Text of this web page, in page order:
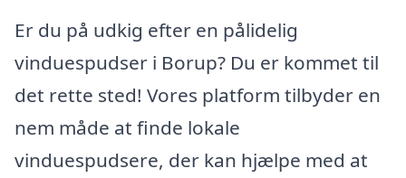
Er du på udkig efter en pålidelig
vinduespudser i Borup? Du er kommet til
det rette sted! Vores platform tilbyder en
nem måde at finde lokale
vinduespudsere, der kan hjælpe med at